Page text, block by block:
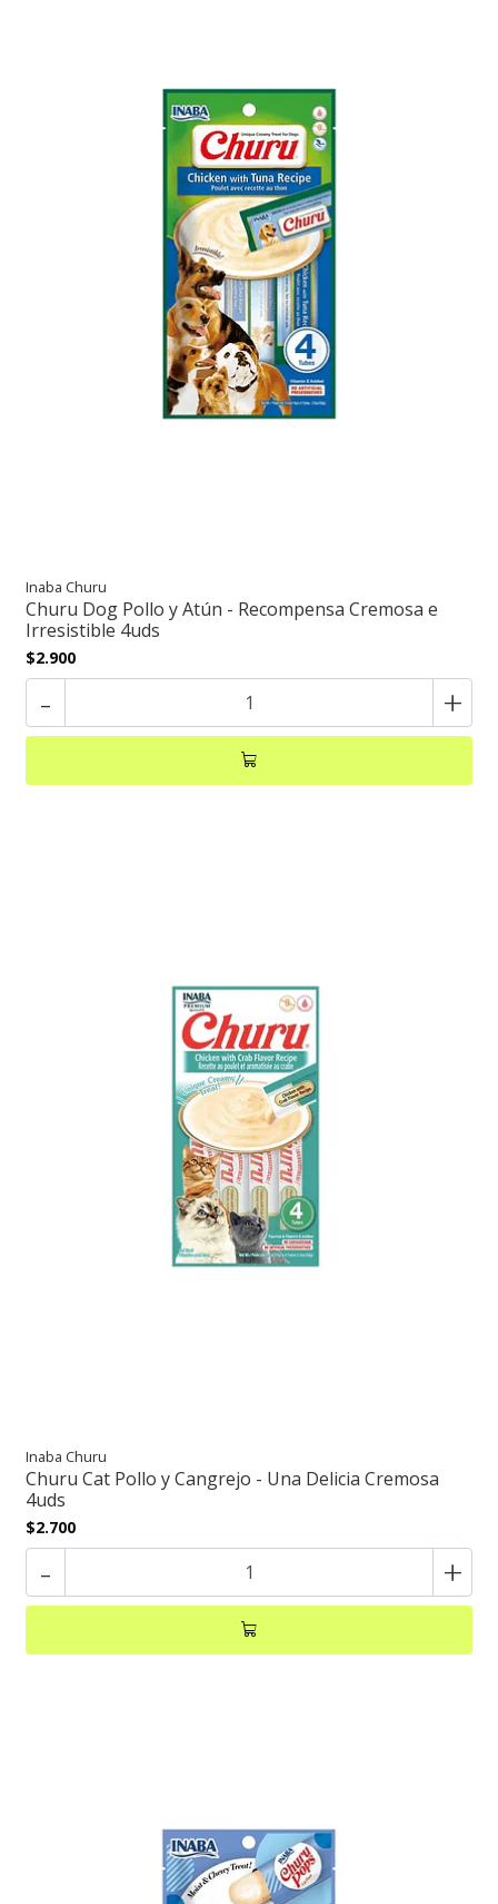
Inaba Churu
Churu Dog Pollo y Atún - Recompensa Cremosa e
Irresistible 4uds
$2.900
- +
Inaba Churu
Churu Cat Pollo y Cangrejo - Una Delicia Cremosa
4uds
$2.700
- +